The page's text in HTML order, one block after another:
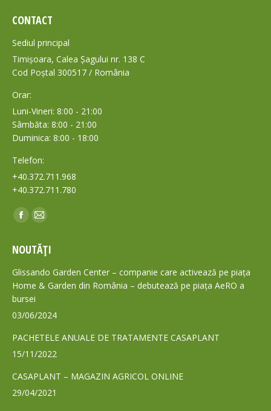
CONTACT
Sediul principal
Timișoara, Calea Șagului nr. 138 C
Cod Poștal 300517 / România
Orar:
Luni-Vineri: 8:00 - 21:00
Sâmbăta: 8:00 - 21:00
Duminica: 8:00 - 18:00
Telefon:
+40.372.711.968
+40.372.711.780
Find us on:
Facebook
opens
in
new
window
Mail
opens
in
new
NOUTĂȚI
Glissando Garden Center – companie care activează pe piața
Home & Garden din România – debutează pe piața AeRO a
bursei
03/06/2024
PACHETELE ANUALE DE TRATAMENTE CASAPLANT
15/11/2022
CASAPLANT – MAGAZIN AGRICOL ONLINE
29/04/2021